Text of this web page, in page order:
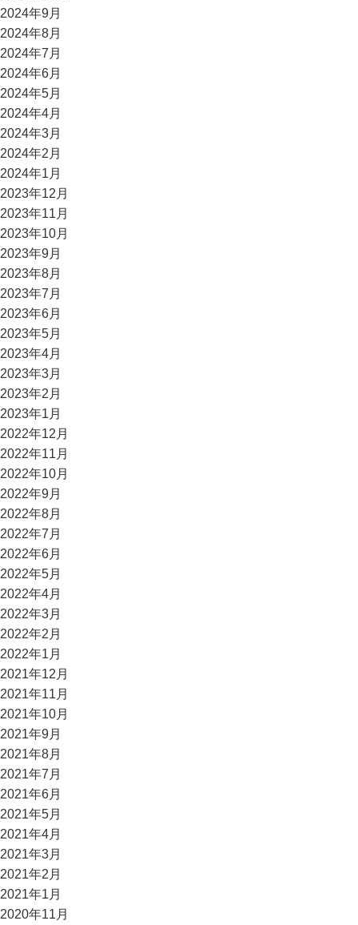
2024年9月
2024年8月
2024年7月
2024年6月
2024年5月
2024年4月
2024年3月
2024年2月
2024年1月
2023年12月
2023年11月
2023年10月
2023年9月
2023年8月
2023年7月
2023年6月
2023年5月
2023年4月
2023年3月
2023年2月
2023年1月
2022年12月
2022年11月
2022年10月
2022年9月
2022年8月
2022年7月
2022年6月
2022年5月
2022年4月
2022年3月
2022年2月
2022年1月
2021年12月
2021年11月
2021年10月
2021年9月
2021年8月
2021年7月
2021年6月
2021年5月
2021年4月
2021年3月
2021年2月
2021年1月
2020年11月